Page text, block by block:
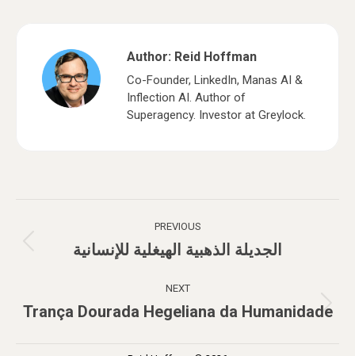
Author: Reid Hoffman
Co-Founder, LinkedIn, Manas AI &
Inflection AI. Author of
Superagency. Investor at Greylock.
navigation
PREVIOUS
Previous
الجديلة الذهبية الهيغلية للإنسانية
NEXT
Next
Trança Dourada Hegeliana da Humanidade